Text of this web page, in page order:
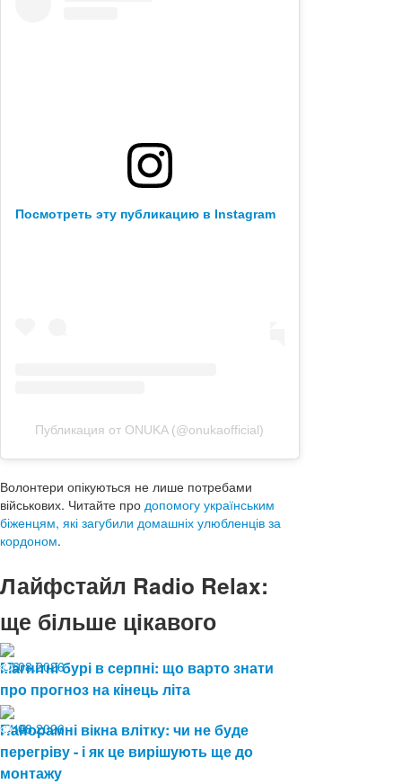
Посмотреть эту публикацию в Instagram
Публикация от ONUKA (@onukaofficial)
Волонтери опікуються не лише потребами
військових. Читайте про допомогу українським
біженцям, які загубили домашніх улюбленців за
кордоном.
Лайфстайл Radio Relax:
ще більше цікавого
07.08.2026
6
Магнітні бурі в серпні: що варто знати
про прогноз на кінець літа
04.08.2026
13
Панорамні вікна влітку: чи не буде
перегріву - і як це вирішують ще до
монтажу